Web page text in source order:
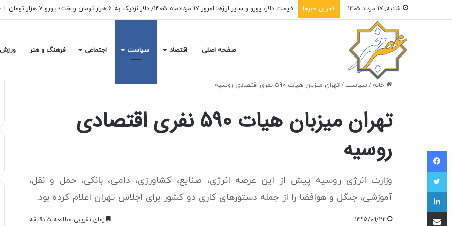
شنبه, 17 مرداد 1405 آخرین خبرها قیمت دلار، یورو و سایر ارزها امروز ۱۷ مردادماه ۱۴۰۵/ دلار نزدیک به ۶ هزار تومان ریخت؛ یورو ۷ هزار تومان + جدول
صفحه اصلی اقتصاد سیاست اجتماعی فرهنگ و هنر ورزش
خانه /سیاست /تهران میزبان هیات 590 نفری اقتصادی روسیه
تهران میزبان هیات 590 نفری اقتصادی
روسیه
وزارت انرژی روسیه پیش از این عرصه انرژی، صنایع، کشاورزی، دامی، بانکی، حمل و نقل،
آموزشی، جنگل و هوافضا را از جمله دستورهای کاری دو کشور برای اجلاس تهران اعلام کرده بود.
1395/09/22 زمان تقریبی مطالعه 5 دقیقه